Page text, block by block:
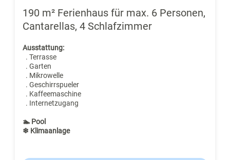
190 m² Ferienhaus für max. 6 Personen,
Cantarellas, 4 Schlafzimmer
Ausstattung:
. Terrasse
. Garten
. Mikrowelle
. Geschirrspueler
. Kaffeemaschine
. Internetzugang
🏊 Pool
❄ Klimaanlage